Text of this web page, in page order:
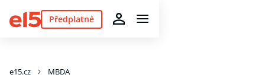
Předplatné
e15.cz MBDA